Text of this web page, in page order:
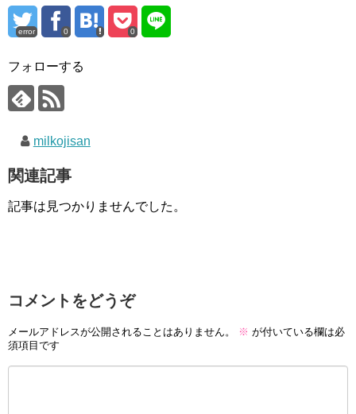
error 0 0
フォローする
milkojisan
関連記事
記事は見つかりませんでした。
コメントをどうぞ
メールアドレスが公開されることはありません。 ※ が付いている欄は必
須項目です